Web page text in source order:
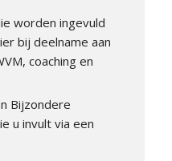
worden ingevuld
bij deelname aan
coaching en
Bijzondere
u invult via een